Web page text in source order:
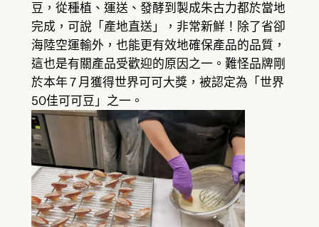
豆，從種植、運送、發酵到製成朱古力都於當地
完成，可說「產地直送」，非常新鮮！除了省卻
海陸空運輸外，也能更有效地確保產品的品質，
這也是有關產品受歡迎的原因之一。難怪品牌剛
於本年 7 月獲得世界可可大獎，被認定為「世界
50佳可可豆」之一。